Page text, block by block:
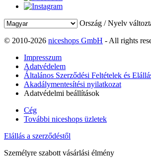
Ország / Nyelv
© 2010-2026 niceshops GmbH - All rights
Impresszum
Adatvédelem
Általános Szerződési Feltételek és
Akadálymentesítési nyilatkozat
Adatvédelmi beállítások
Cég
További niceshops üzletek
Elállás a szerződéstől
Személyre szabott vásárlási élmény